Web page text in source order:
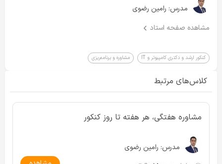
https://www.konkurcomputer.ir/arshad/منابع-ارشد-کامپیوتر.html
برنامه ریزی کنکور ارشد کامپیوتر
مشاوره کنکور ارشد کامپیوتر
*** سایت تخصصی کنکور ارشد کامپیوتر
مدرس: رامین رضوی
مشاهده صفحه استاد
کنکور ارشد و دکتری کامپیوتر و IT مشاوره و برنامه‌ریزی
کلاس‌های مرتبط
مشاوره هفتگی، هر هفته تا روز کنکور
مدرس: رامین رضوی